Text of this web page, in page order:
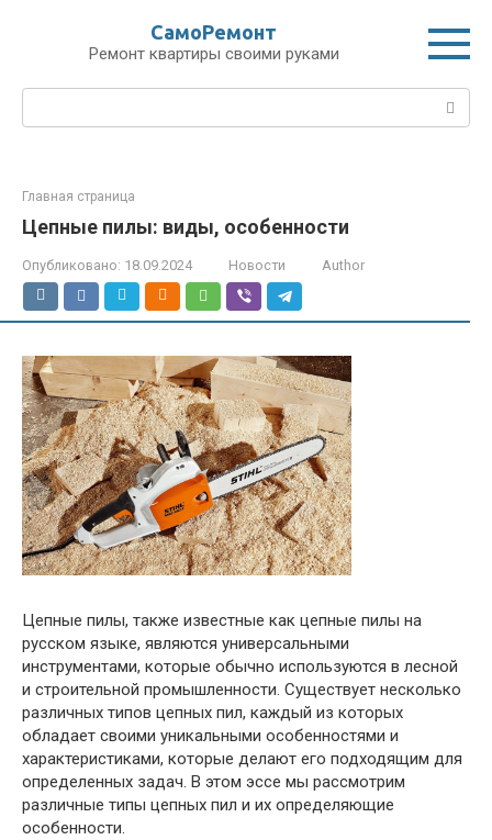
СамоРемонт
Ремонт квартиры своими руками
Поиск:
Главная страница
Цепные пилы: виды, особенности
Опубликовано: 18.09.2024 Новости Author
Цепные пилы, также известные как цепные пилы на
русском языке, являются универсальными
инструментами, которые обычно используются в лесной
и строительной промышленности. Существует несколько
различных типов цепных пил, каждый из которых
обладает своими уникальными особенностями и
характеристиками, которые делают его подходящим для
определенных задач. В этом эссе мы рассмотрим
различные типы цепных пил и их определяющие
особенности.